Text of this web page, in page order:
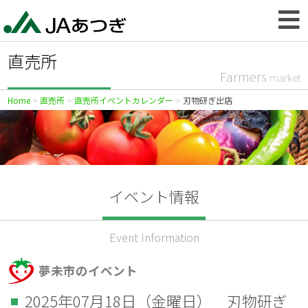
直売所
Farmers market
Home 直売所 直売所イベントカレンダー 刃物研ぎ出店
イベント情報
Event Information
夢未市のイベント
2025年07月18日（金曜日） 刃物研ぎ